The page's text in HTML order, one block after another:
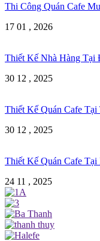
Thi Công Quán Cafe
17 01 , 2026
Thiết Kế Nhà Hàng Tại
30 12 , 2025
Thiết Kế Quán Cafe
30 12 , 2025
Thiết Kế Quán Cafe Tại
24 11 , 2025